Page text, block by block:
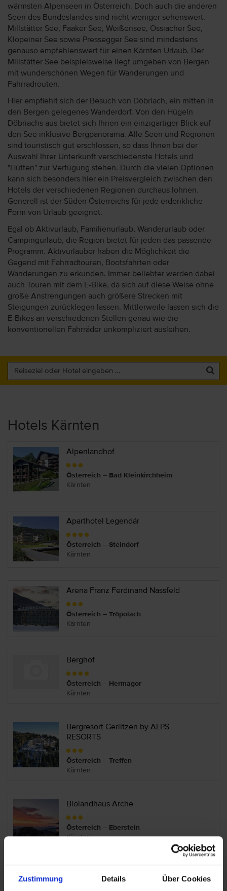
Zustimmung Details Über Cookies
wärmsten Alpenseen in Österreich. Doch auch die anderen
Seen des Bundeslandes sind nicht weniger sehenswert.
Millstätter See, Faaker See, Weißensee, Ossiacher See,
Klopeiner See sowie Pressegger See sind mindestens
genauso empfehlenswert für einen Kärnten Urlaub. Der
Millstätter See beispielsweise liegt umgeben von Bergen
mit wunderschönen Wegen für Wanderungen und
Fahrradrouten.
Hier empfiehlt sich der Besuch von Döbriach, ein mitten in
den Bergen gelegenes Wanderdorf. Von den Hügeln
Döbriachs aus bietet sich Ihnen ein einzigartiger Blick auf
den See inklusive Bergpanorama. Alle Seen und Regionen
sind touristisch gut erschlossen, so dass Ihnen bei der
Auswahl Ihrer Unterkunft verschiedenste Hotels und
"Hütten" zur Verfügung stehen. Durch die vielen Optionen
kann sich besonders hier ein Preisvergleich zwischen den
Hotels der verschiedenen Regionen durchaus lohnen.
Generell ist der Süden Österreichs für jede erdenkliche
Form von Urlaub geeignet.
Egal ob Aktivurlaub, Familienurlaub, Wanderurlaub oder
Campingurlaub, die Region bietet für jeden das passende
Programm. Aktivurlauber haben die Möglichkeit die
Gegend mit Fahrradtouren, Bootsfahrten oder
Wanderungen zu erkunden. Immer beliebter werden dabei
auch Touren mit dem E-Bike, da sich auf diese Weise ohne
große Anstrengungen auch größere Strecken mit
Steigungen zurücklegen lassen. Mittlerweile lassen sich die
E-Bikes an verschiedenen Stellen genau wie die
konventionellen Fahrräder unkompliziert ausleihen.
Hotels Kärnten
Alpenlandhof
Österreich – Bad Kleinkirchheim
Kärnten
Aparthotel Legendär
Österreich – Steindorf
Kärnten
Arena Franz Ferdinand Nassfeld
Österreich – Tröpolach
Kärnten
Berghof
Österreich – Hermagor
Kärnten
Bergresort Gerlitzen by ALPS
RESORTS
Österreich – Treffen
Kärnten
Biolandhaus Arche
Österreich – Eberstein
Kärnten
Chalets & Glamping Nassfeld by
ALPS RESORTS